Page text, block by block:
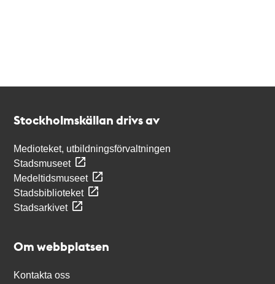
Stockholmskällan drivs av
Medioteket, utbildningsförvaltningen
Stadsmuseet
Medeltidsmuseet
Stadsbiblioteket
Stadsarkivet
Om webbplatsen
Kontakta oss